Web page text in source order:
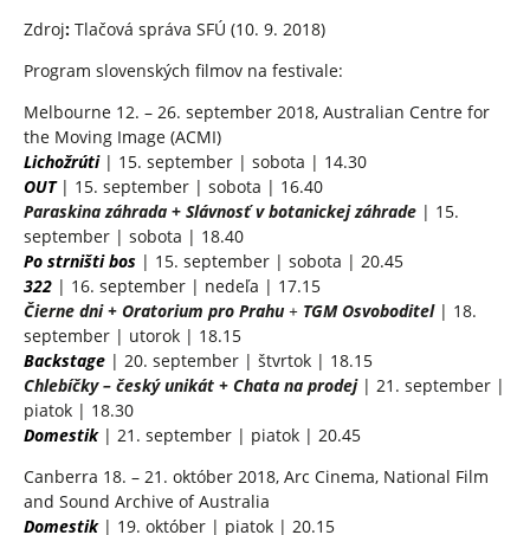
Zdroj: Tlačová správa SFÚ (10. 9. 2018)
Program slovenských filmov na festivale:
Melbourne 12. – 26. september 2018, Australian Centre for
the Moving Image (ACMI)
Lichožrúti | 15. september | sobota | 14.30
OUT | 15. september | sobota | 16.40
Paraskina záhrada + Slávnosť v botanickej záhrade | 15.
september | sobota | 18.40
Po strništi bos | 15. september | sobota | 20.45
322 | 16. september | nedeľa | 17.15
Čierne dni + Oratorium pro Prahu+ TGM Osvoboditel| 18.
september | utorok | 18.15
Backstage | 20. september | štvrtok | 18.15
Chlebíčky – český unikát + Chata na prodej| 21. september |
piatok | 18.30
Domestik | 21. september | piatok | 20.45
Canberra 18. – 21. október 2018, Arc Cinema, National Film
and Sound Archive of Australia
Domestik | 19. október | piatok | 20.15